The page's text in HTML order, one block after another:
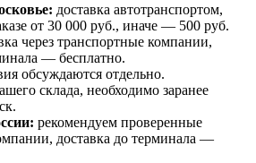
доставка автотранспортом,
от 30 000 руб., иначе — 500 руб.
через транспортные компании,
— бесплатно.
обсуждаются отдельно.
склада, необходимо заранее
рекомендуем проверенные
доставка до терминала —